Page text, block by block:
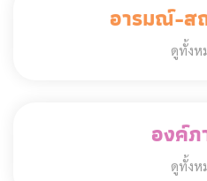
อารมณ์-ส
ดูทั้งห
องค์ภ
ดูทั้งห